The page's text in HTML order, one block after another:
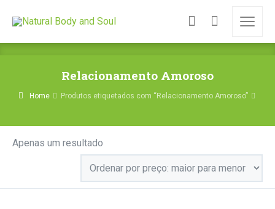
Relacionamento Amoroso
Home Produtos etiquetados com “Relacionamento Amoroso”
Apenas um resultado